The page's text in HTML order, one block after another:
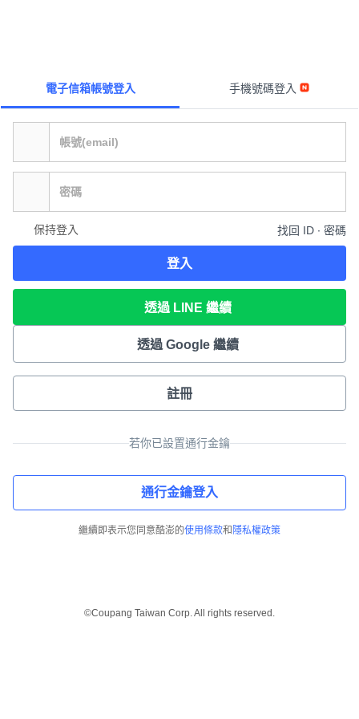
電子信箱帳號登入 手機號碼登入
保持登入 找回 ID ∙ 密碼
登入
透過 LINE 繼續
透過 Google 繼續
註冊
若你已設置通行金鑰
通行金鑰登入
繼續即表示您同意酷澎的使用條款和 隱私權政策
©Coupang Taiwan Corp. All rights reserved.